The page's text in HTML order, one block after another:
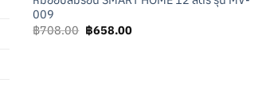
009
฿708.00 Original
price
฿658.00Current